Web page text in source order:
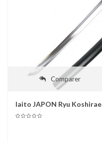
Comparer
Iaito JAPON Ryu